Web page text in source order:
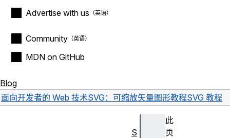
Advertise with us
Community
MDN on GitHub
Blog
面向开发者的 Web 技术SVG：可缩放矢量图形教程SVG 教程
此
页
S